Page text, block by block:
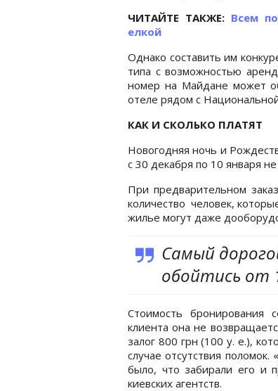
ЧИТАЙТЕ ТАКЖЕ: Всем
елкой
Однако составить им
типа с возможностью
номер на Майдане может
отеле рядом с
КАК И СКОЛЬКО ПЛАТЯТ
Новогодняя ночь и
с 30 декабря по 10 января
При предварительном
количество человек,
жилье могут даже
Самый
обойтись от
Стоимость бронирования
клиента она не
залог 800 грн (100 у. е.),
случае отсутствия
было, что забирали его и
киевских агентств.